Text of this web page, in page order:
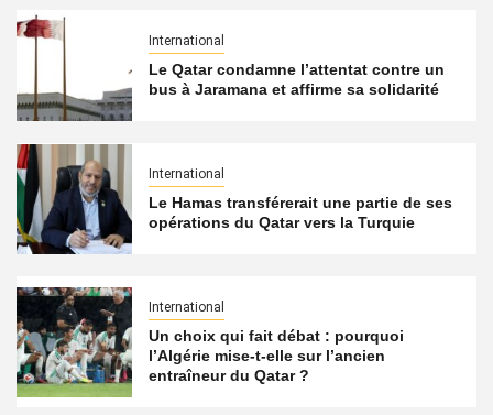
International
Le Qatar condamne l’attentat contre un
bus à Jaramana et affirme sa solidarité
International
Le Hamas transférerait une partie de ses
opérations du Qatar vers la Turquie
International
Un choix qui fait débat : pourquoi
l’Algérie mise-t-elle sur l’ancien
entraîneur du Qatar ?